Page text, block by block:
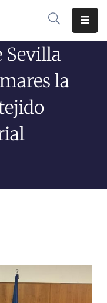
Sevilla
la